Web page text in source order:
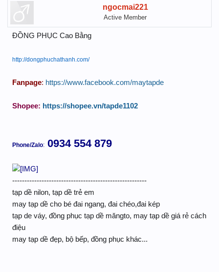
ngocmai221
Active Member
ĐỒNG PHỤC Cao Bằng
http://dongphuchathanh.com/
Fanpage: https://www.facebook.com/maytapde
Shopee: https://shopee.vn/tapde1102
Phone/Zalo: 0934 554 879
-------------------------------------------------------
tạp dề nilon, tạp dề trẻ em
may tạp dề cho bé đai ngang, đai chéo,đai kép
tạp de váy, đồng phục tạp dề măngto, may tạp dề giá rẻ cách
điệu
may tạp dề đẹp, bộ bếp, đồng phục khác...